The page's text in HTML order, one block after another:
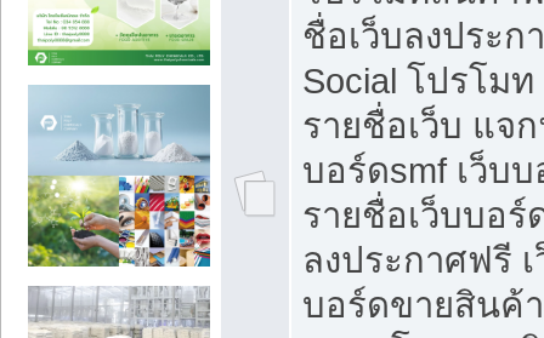
ชื่อเว็บลงประ
Social โปรโม
รายชื่อเว็บ แจ
บอร์ดsmf เว็บ
รายชื่อเว็บบอ
ลงประกาศฟรี
บอร์ดขายสินค้